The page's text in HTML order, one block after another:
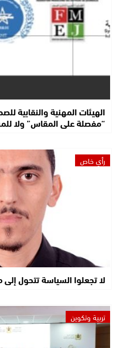
الهيئات المهنية والنقابية
“مفصلة على المقاس” ولا
رأي خاص
لا تجعلوا السياسة تتحول إلى
تربية وتكوين